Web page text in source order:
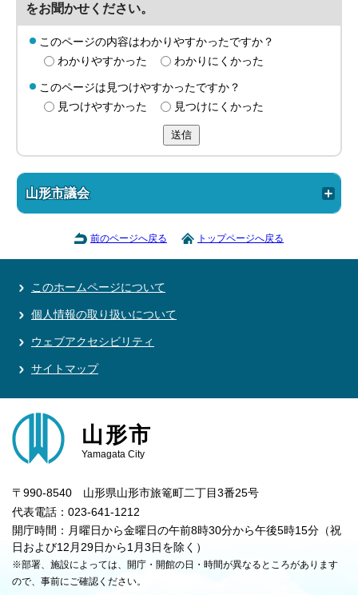
をお聞かせください。
このページの内容はわかりやすかったですか？
わかりやすかった
わかりにくかった
このページは見つけやすかったですか？
見つけやすかった
見つけにくかった
送信
山形市議会
前のページへ戻る トップページへ戻る
このホームページについて
個人情報の取り扱いについて
ウェブアクセシビリティ
サイトマップ
山形市
Yamagata City
〒990-8540 山形県山形市旅篭町二丁目3番25号
代表電話：023-641-1212
開庁時間：月曜日から金曜日の午前8時30分から午後5時15分（祝
日および12月29日から1月3日を除く）
※部署、施設によっては、開庁・開館の日・時間が異なるところがあります
ので、事前にご確認ください。